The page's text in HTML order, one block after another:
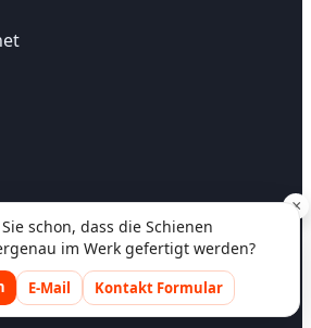
×
schon, dass die Schienen
im Werk gefertigt werden?
E-Mail Kontakt Formular